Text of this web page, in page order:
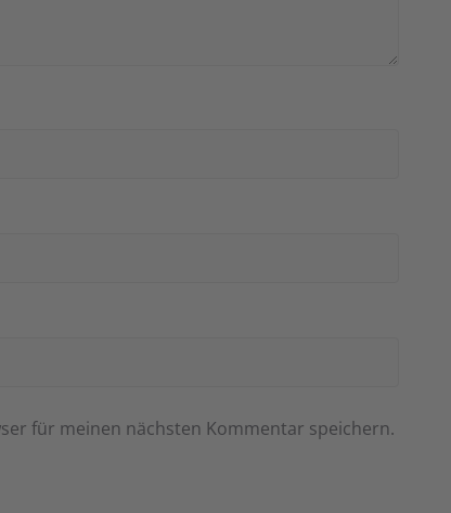
für meinen nächsten Kommentar speichern.